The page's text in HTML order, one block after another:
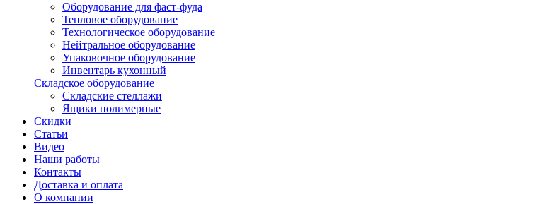
Оборудование для фаст-фуда
Тепловое оборудование
Технологическое оборудование
Нейтральное оборудование
Упаковочное оборудование
Инвентарь кухонный
Складское оборудование
Складские стеллажи
Ящики полимерные
Скидки
Статьи
Видео
Наши работы
Контакты
Доставка и оплата
О компании